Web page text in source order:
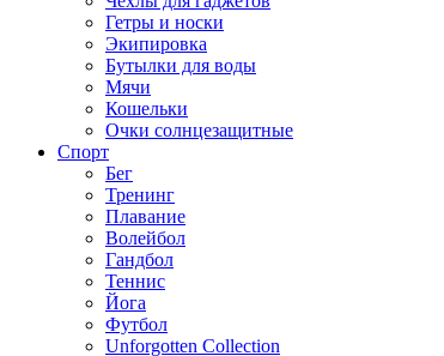
Гетры и носки
Экипировка
Бутылки для воды
Мячи
Кошельки
Очки солнцезащитные
Спорт
Бег
Тренинг
Плавание
Волейбол
Гандбол
Теннис
Йога
Футбол
Unforgotten Collection